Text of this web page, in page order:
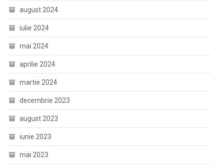
august 2024
iulie 2024
mai 2024
aprilie 2024
martie 2024
decembrie 2023
august 2023
iunie 2023
mai 2023